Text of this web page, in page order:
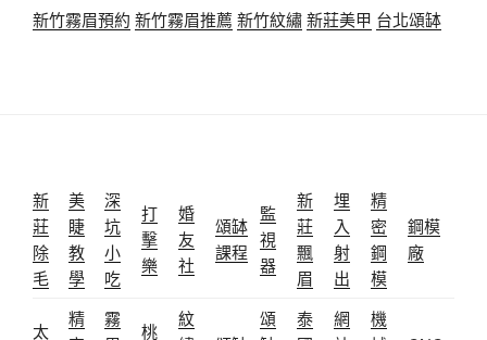
新竹霧眉預約 新竹霧眉推薦 新竹紋繡新莊美甲 台北頌缽
新
莊
除
毛
美
睫
教
學
深
坑
小
吃
打
擊
樂
婚
友
社
頌缽
課程
監
視
器
新
莊
飄
眉
埋
入
射
出
精
密
鋼
模
鋼模
廠
太
精
霧
桃
紋
頌
泰
網
機